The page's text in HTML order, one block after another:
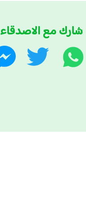
شارك مع الاصدقاء
فيسبوك
واتساب تويتر